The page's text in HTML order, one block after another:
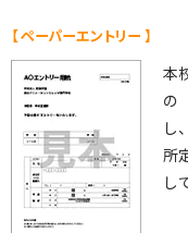
【 ペーパーエントリー 】
本
の
し、
所
し